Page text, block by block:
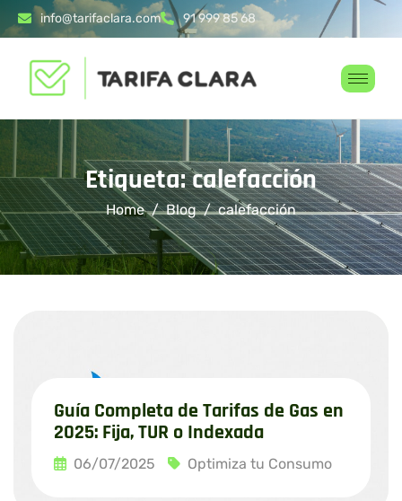
info@tarifaclara.com 91 999 85 68
Etiqueta: calefacción
Home Blog calefacción
Guía Completa de Tarifas de Gas en
2025: Fija, TUR o Indexada
06/07/2025 Optimiza tu Consumo